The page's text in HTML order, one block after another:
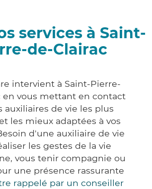
services à Saint-
de-Clairac
intervient à Saint-Pierre-
en vous mettant en contact
auxiliaires de vie les plus
les mieux adaptées à vos
d'une auxiliaire de vie
les gestes de la vie
vous tenir compagnie ou
une présence rassurante
rappelé par un conseiller